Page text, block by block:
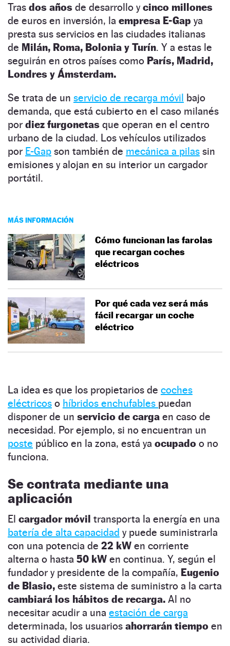
Tras dos años de desarrollo ycinco millones
de euros en inversión, la empresa E-Gap ya
presta sus servicios en las ciudades italianas
de Milán, Roma, Bolonia y Turín. Y a estas le
seguirán en otros países como París, Madrid,
Londres y Ámsterdam.
Se trata de un servicio de recarga móvil bajo
demanda, que está cubierto en el caso milanés
por diez furgonetas que operan en el centro
urbano de la ciudad. Los vehículos utilizados
por E-Gap son también de mecánica a pilas sin
emisiones y alojan en su interior un cargador
portátil.
MÁS INFORMACIÓN
Cómo funcionan las farolas
que recargan coches
eléctricos
Por qué cada vez será más
fácil recargar un coche
eléctrico
La idea es que los propietarios de coches
eléctricos o híbridos enchufables puedan
disponer de un servicio de carga en caso de
necesidad. Por ejemplo, si no encuentran un
poste público en la zona, está ya ocupado o no
funciona.
Se contrata mediante una
aplicación
El cargador móvil transporta la energía en una
batería de alta capacidad y puede suministrarla
con una potencia de 22 kW en corriente
alterna o hasta 50 kW en continua. Y, según el
fundador y presidente de la compañía, Eugenio
de Blasio, este sistema de suministro a la carta
cambiará los hábitos de recarga. Al no
necesitar acudir a una estación de carga
determinada, los usuarios ahorrarán tiempo en
su actividad diaria.